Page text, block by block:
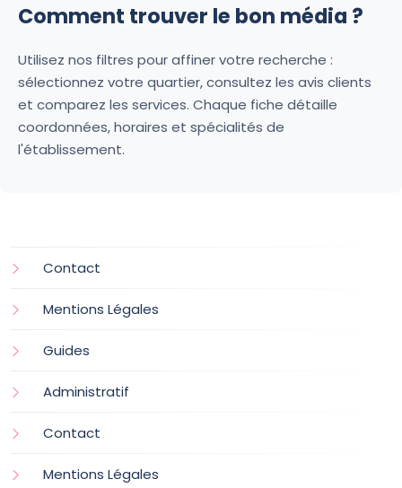
Comment trouver le bon média ?
Utilisez nos filtres pour affiner votre recherche :
sélectionnez votre quartier, consultez les avis clients
et comparez les services. Chaque fiche détaille
coordonnées, horaires et spécialités de
l'établissement.
Contact
Mentions Légales
Guides
Administratif
Contact
Mentions Légales